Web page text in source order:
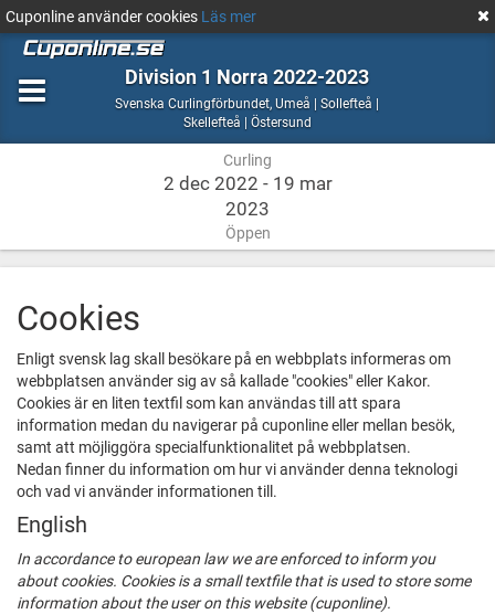
Cuponline använder cookies Läs mer
Division 1 Norra 2022-2023
Svenska Curlingförbundet,Curling
Umeå | Sollefteå |
Skellefteå | ÖstersundUmeå
|
|
Curling
2 dec 2022 - 19 mar
2023
Öppen
Cookies
Enligt svensk lag skall besökare på en webbplats informeras om
webbplatsen använder sig av så kallade "cookies" eller Kakor.
Cookies är en liten textfil som kan användas till att spara
information medan du navigerar på cuponline eller mellan besök,
samt att möjliggöra specialfunktionalitet på webbplatsen.
Nedan finner du information om hur vi använder denna teknologi
och vad vi använder informationen till.
English
In accordance to european law we are enforced to inform you
about cookies. Cookies is a small textfile that is used to store some
information about the user on this website (cuponline).